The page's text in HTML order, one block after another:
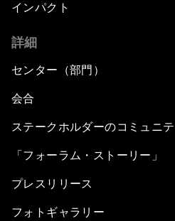
インパクト
詳細
センター（部門）
会合
ステークホルダーのコミュニ
「フォーラム・ストーリー」
プレスリリース
フォトギャラリー